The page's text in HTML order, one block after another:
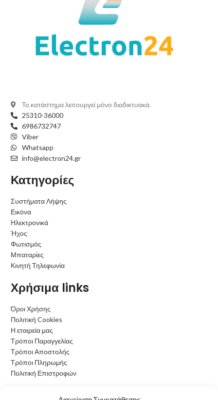
Το κατάστημα λειτουργεί μόνο διαδικτυακά.
25310-36000
6986732747
Viber
Whatsapp
info@electron24.gr
Κατηγορίες
Συστήματα Λήψης
Εικόνα
Ηλεκτρονικά
Ήχος
Φωτισμός
Μπαταρίες
Κινητή Τηλεφωνία
Χρήσιμα links
Όροι Χρήσης
Πολιτική Cookies
Η εταιρεία μας
Τρόποι Παραγγελίας
Τρόποι Αποστολής
Τρόποι Πληρωμής
Πολιτική Επιστροφών
Ωράριο Λειτουργίας